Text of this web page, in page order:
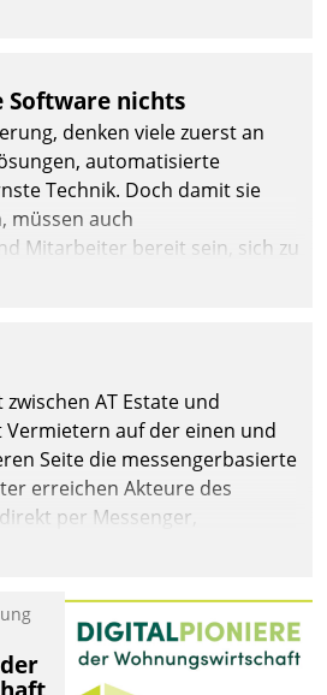
Software nichts
denken viele zuerst an
automatisierte
Technik. Doch damit sie
müssen auch
Mitarbeiter bereit sein, sich zu
sonst werden sie an ihr
AT Estate und
auf der einen und
Seite die messengerbasierte
erreichen Akteure des
per Messenger,
empfangen oder